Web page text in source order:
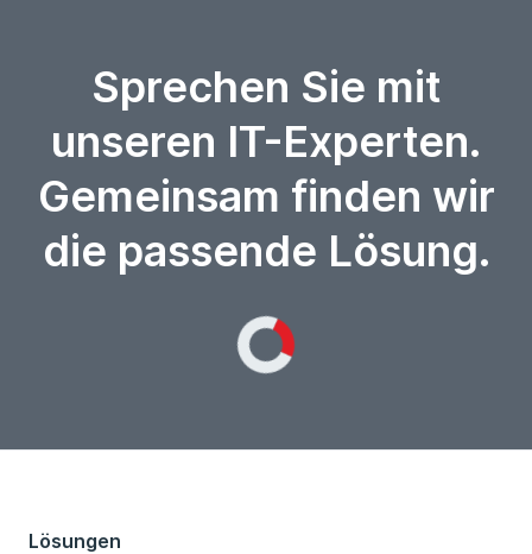
Sprechen Sie mit
unseren IT-Experten.
Gemeinsam finden wir
die passende Lösung.
Lösungen